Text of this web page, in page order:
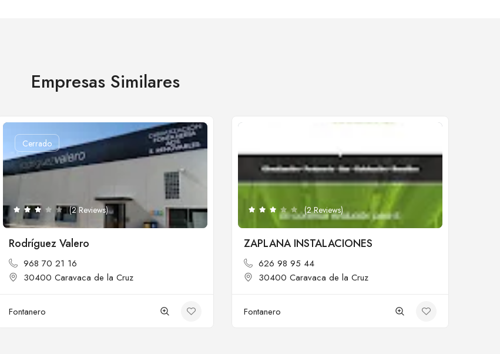
Empresas Similares
Cerrado
(2 Reviews)
Rodríguez Valero
968 70 21 16
30400 Caravaca de la Cruz
Fontanero
(2 Reviews)
ZAPLANA INSTALACIONES
626 98 95 44
30400 Caravaca de la Cruz
Fontanero